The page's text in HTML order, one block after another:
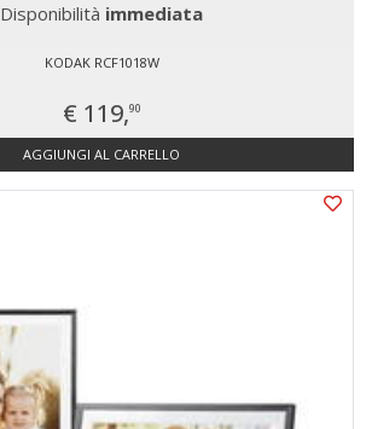
Disponibilità immediata
KODAK RCF1018W
€ 119,90
AGGIUNGI AL CARRELLO